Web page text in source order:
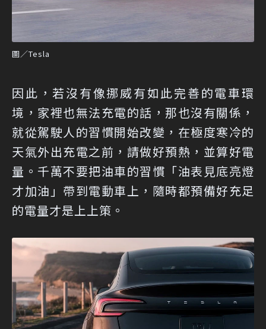
圖／Tesla
因此，若沒有像挪威有如此完善的電車環
境，家裡也無法充電的話，那也沒有關係，
就從駕駛人的習慣開始改變，在極度寒冷的
天氣外出充電之前，請做好預熱，並算好電
量。千萬不要把油車的習慣「油表見底亮燈
才加油」帶到電動車上，隨時都預備好充足
的電量才是上上策。